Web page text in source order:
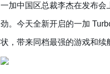
一加中国区总裁李杰在发布
劲。今天全新开启的一加
状，带来同档最强的游戏和续